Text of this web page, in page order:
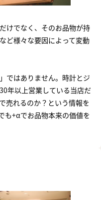
けでなく、そのお品物が持
ど様々な要因によって変動
ではありません。時計とジ
年以上営業している当店だ
売れるのか？という情報を
も+αでお品物本来の価値を